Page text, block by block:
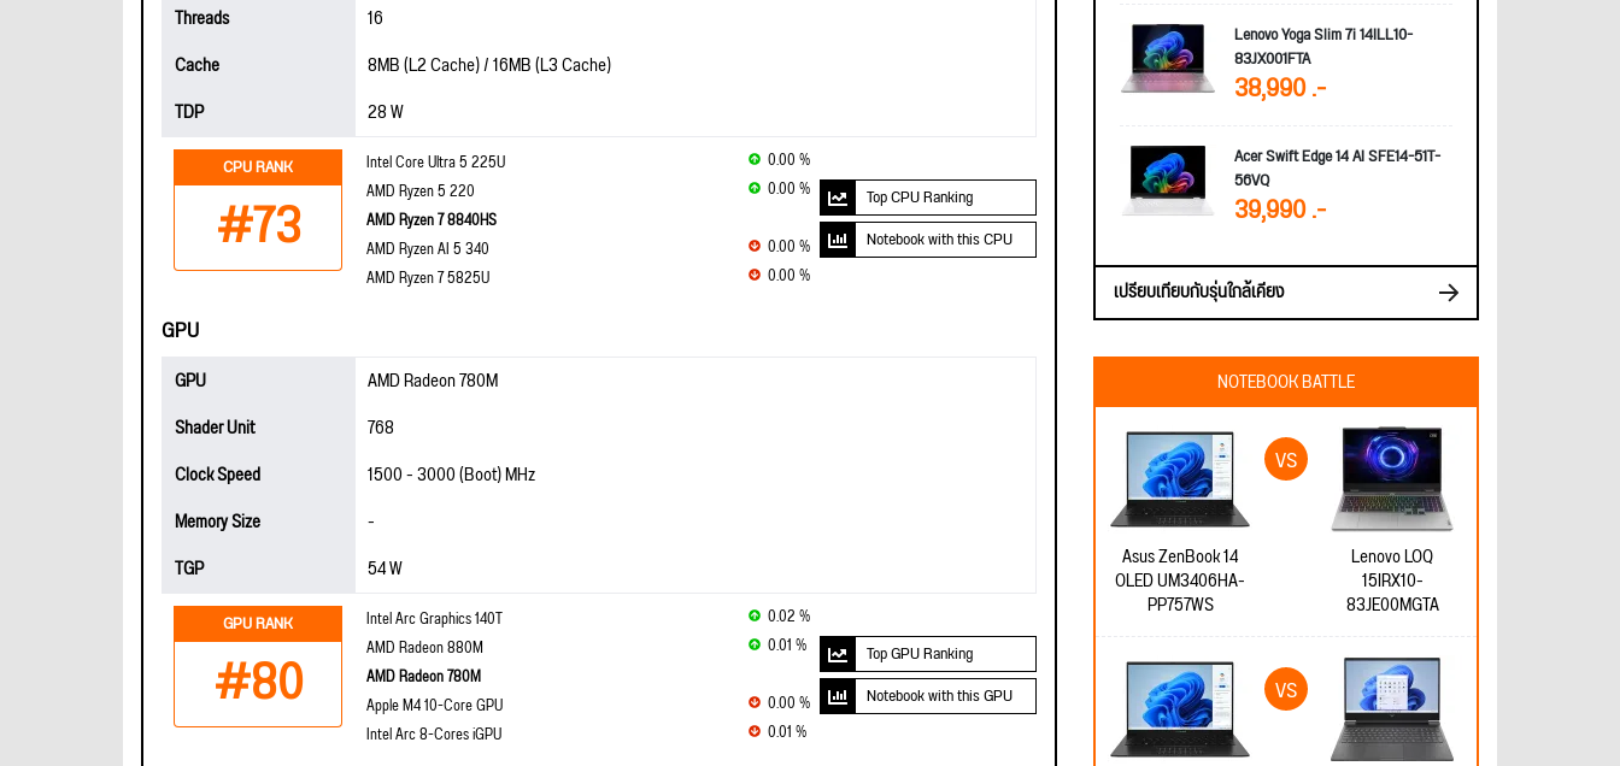
Threads
16
Cache
8MB (L2 Cache) / 16MB (L3 Cache)
TDP
28 W
CPU RANK
#73
Intel Core Ultra 5 225U
0.00 %
AMD Ryzen 5 220
0.00 %
AMD Ryzen 7 8840HS
AMD Ryzen AI 5 340
0.00 %
AMD Ryzen 7 5825U
0.00 %
Top CPU Ranking
Notebook with this CPU
GPU
GPU
AMD Radeon 780M
Shader Unit
768
Clock Speed
1500 - 3000 (Boot) MHz
Memory Size
-
TGP
54 W
GPU RANK
#80
Intel Arc Graphics 140T
0.02 %
AMD Radeon 880M
0.01 %
AMD Radeon 780M
Apple M4 10-Core GPU
0.00 %
Intel Arc 8-Cores iGPU
0.01 %
Top GPU Ranking
Notebook with this GPU
Lenovo Yoga Slim 7i 14ILL10-
83JX001FTA
38,990 .-
Acer Swift Edge 14 AI SFE14-51T-
56VQ
39,990 .-
เปรียบเทียบกับรุ่นใกล้เคียง
NOTEBOOK BATTLE
Asus ZenBook 14
OLED UM3406HA-
PP757WS
Lenovo LOQ
15IRX10-
83JE00MGTA